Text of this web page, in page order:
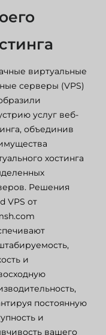
виртуальные
серверы (VPS)
услуг веб-
объединив
хостинга
Решения
VPS от
и
постоянную
и
вашего